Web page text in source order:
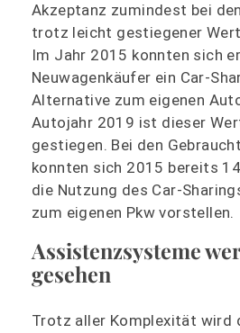
Akzeptanz zumindest bei
trotz leicht gestiegener
Im Jahr 2015 konnten sich
Neuwagenkäufer ein Car-
Alternative zum eigenen
Autojahr 2019 ist dieser
gestiegen. Bei den
konnten sich 2015 bereits
die Nutzung des Car-
zum eigenen Pkw vorstellen.
Assistenzsysteme
gesehen
Trotz aller Komplexität wird